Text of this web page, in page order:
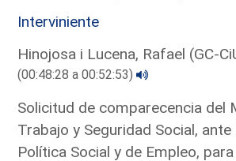
Interviniente
Hinojosa i Lucena, Rafael (GC-
(00:48:28 a 00:52:53)
Solicitud de comparecencia del
Trabajo y Seguridad Social,
Política Social y de Empleo,